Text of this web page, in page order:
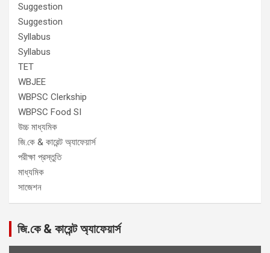
Suggestion
Suggestion
Syllabus
Syllabus
TET
WBJEE
WBPSC Clerkship
WBPSC Food SI
উচ্চ মাধ্যমিক
জি.কে & কারেন্ট অ্যাফেয়ার্স
পরীক্ষা প্রস্তুতি
মাধ্যমিক
সাজেশন
জি.কে & কারেন্ট অ্যাফেয়ার্স